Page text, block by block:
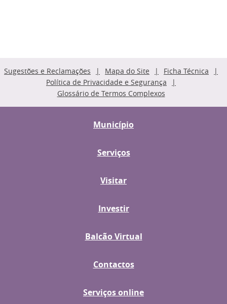
Sugestões e Reclamações Mapa do Site
Ficha Técnica
Política de Privacidade e Segurança
Glossário de Termos Complexos
Município
Serviços
Visitar
Investir
Balcão Virtual
Contactos
Serviços online